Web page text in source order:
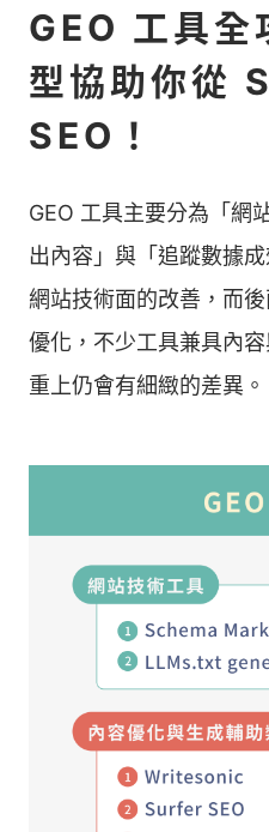
GEO 工具全
型協助你從
SEO！
GEO 工具主要分為「網
出內容」與「追蹤數據
網站技術面的改善，而
優化，不少工具兼具內
重上仍會有細緻的差異。